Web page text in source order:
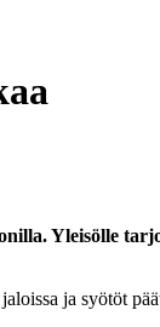
Yleisölle
ja syötöt